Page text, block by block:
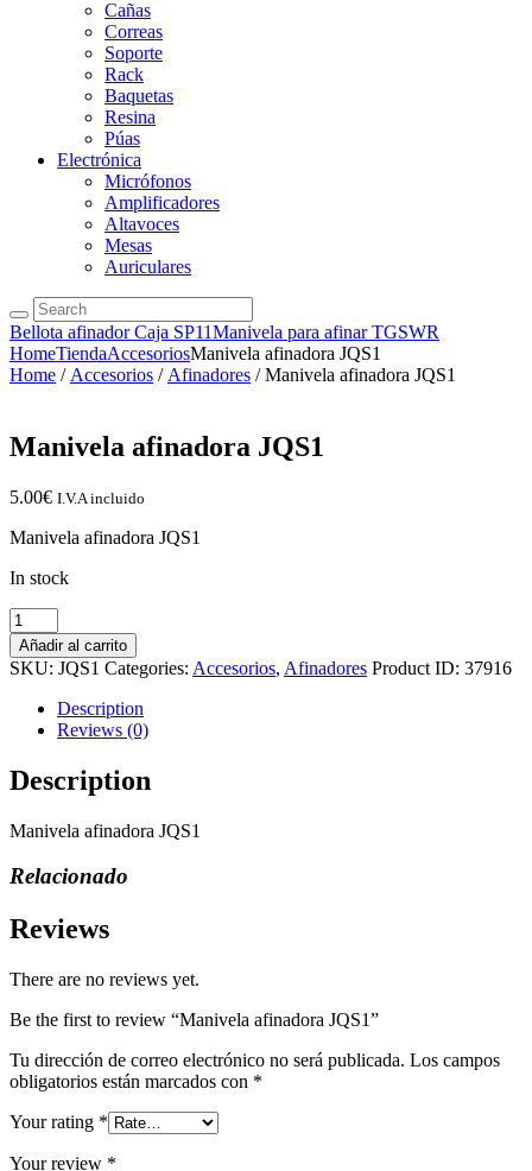
Cañas
Correas
Soporte
Rack
Baquetas
Resina
Púas
Electrónica
Micrófonos
Amplificadores
Altavoces
Mesas
Auriculares
Bellota afinador Caja SP11Manivela para afinar TGSWR
HomeTiendaAccesoriosManivela afinadora JQS1
Home / Accesorios / Afinadores / Manivela afinadora JQS1
Manivela afinadora JQS1
5.00€ I.V.A incluido
Manivela afinadora JQS1
In stock
Manivela
afinadora
JQS1
quantity
Añadir al carrito
SKU: JQS1 Categories: Accesorios, Afinadores Product ID: 37916
Description
Reviews (0)
Description
Manivela afinadora JQS1
Relacionado
Reviews
There are no reviews yet.
Be the first to review “Manivela afinadora JQS1”
Tu dirección de correo electrónico no será publicada. Los campos
obligatorios están marcados con *
Your rating *
Your review *